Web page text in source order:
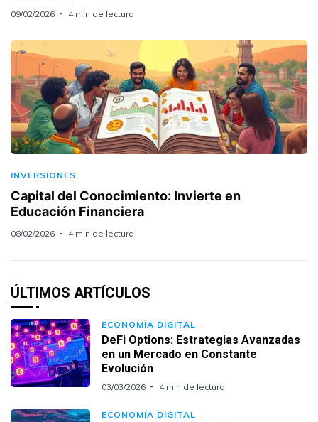
09/02/2026 4 min de lectura
INVERSIONES
Capital del Conocimiento: Invierte en
Educación Financiera
08/02/2026 4 min de lectura
ÚLTIMOS ARTÍCULOS
ECONOMÍA DIGITAL
DeFi Options: Estrategias Avanzadas
en un Mercado en Constante
Evolución
03/03/2026 4 min de lectura
ECONOMÍA DIGITAL